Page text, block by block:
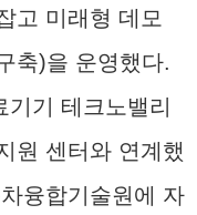
고 미래형 데모
축)을 운영했다.
기 테크노밸리
원 센터와 연계했
융합기술원에 자